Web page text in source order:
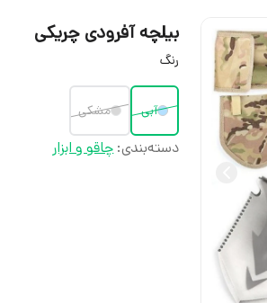
بیلچه آفرودی چریکی
رنگ
آبی مشکی
دسته‌بندی:چاقو و ابزار